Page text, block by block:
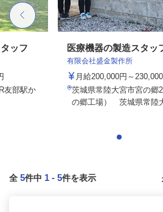
ッフ
友部駅か
医療機器の製造スタッ
有限会社盛金製作所
月給200,000円～
茨城県常陸大宮市宮の郷
の郷工場） 茨城県常陸
全 5件中 1 - 5件を表示